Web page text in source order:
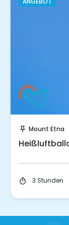
push_pin Mount Etna
timer 3 Stunden